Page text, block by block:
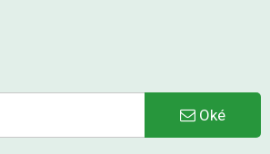
Oké